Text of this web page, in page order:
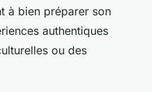
à bien préparer son
authentiques
ou des